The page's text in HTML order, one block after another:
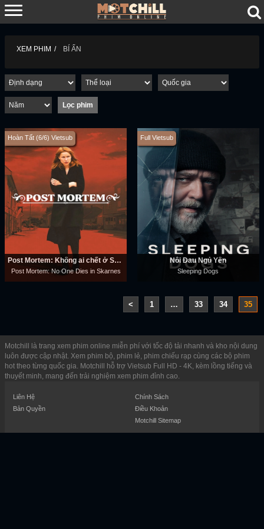
XEM PHIM BÍ ẨN
Hoàn Tất (6/6) Vietsub
Post Mortem: Không ai chết ở Skarnes
Post Mortem: No One Dies in Skarnes
Full Vietsub
Nỗi Đau Ngủ Yên
Sleeping Dogs
< 1 … 33 34 35
Motchill là trang xem phim online miễn phí với tốc độ tải nhanh và kho nội dung
luôn được cập nhật. Xem phim bộ, phim lẻ, phim chiếu rạp cùng các bộ phim
hot theo từng quốc gia. Motchill hỗ trợ Vietsub Full HD - 4K, kèm lồng tiếng và
thuyết minh, mang đến trải nghiệm xem phim đỉnh cao.
Liên Hệ
Bản Quyền
Chính Sách
Điều Khoản
Motchill Sitemap